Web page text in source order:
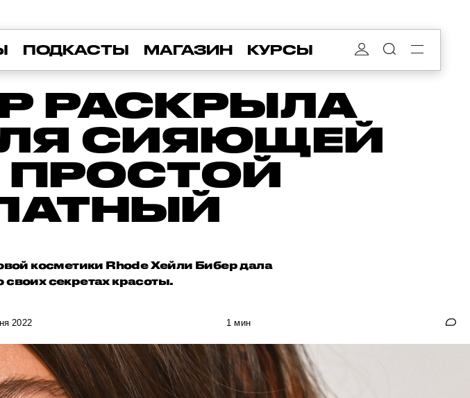
ПОДКАСТЫ МАГАЗИН КУРСЫ
РАСКРЫЛА
СИЯЮЩЕЙ
косметики Rhode Хейли Бибер дала
секретах красоты.
2022 1 мин